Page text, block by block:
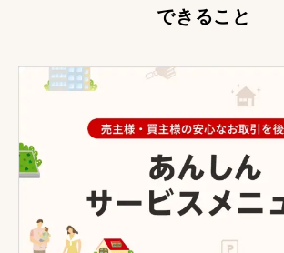
できること